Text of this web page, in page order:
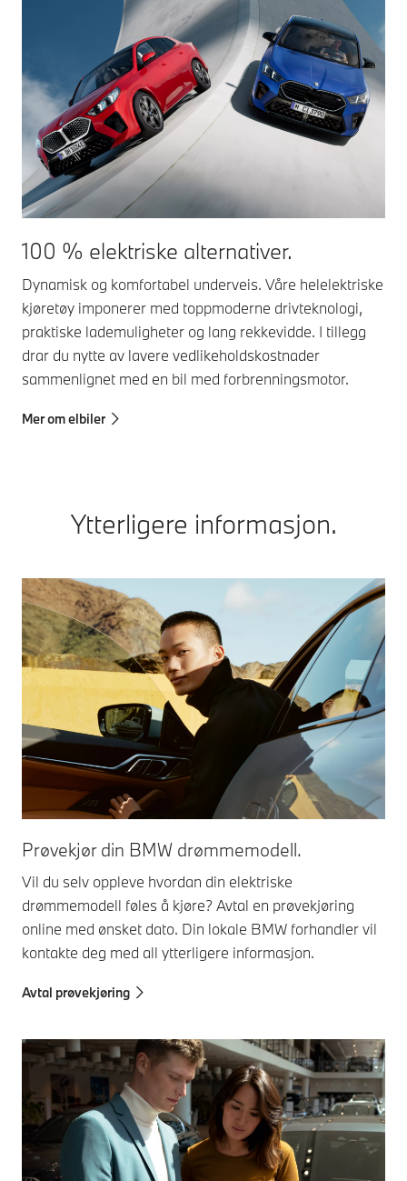
100 % elektriske alternativer.
Dynamisk og komfortabel underveis. Våre helelektriske
kjøretøy imponerer med toppmoderne drivteknologi,
praktiske lademuligheter og lang rekkevidde. I tillegg
drar du nytte av lavere vedlikeholdskostnader
sammenlignet med en bil med forbrenningsmotor.
Mer om elbiler
Ytterligere informasjon.
Prøvekjør din BMW drømmemodell.
Vil du selv oppleve hvordan din elektriske
drømmemodell føles å kjøre? Avtal en prøvekjøring
online med ønsket dato. Din lokale BMW forhandler vil
kontakte deg med all ytterligere informasjon.
Avtal prøvekjøring